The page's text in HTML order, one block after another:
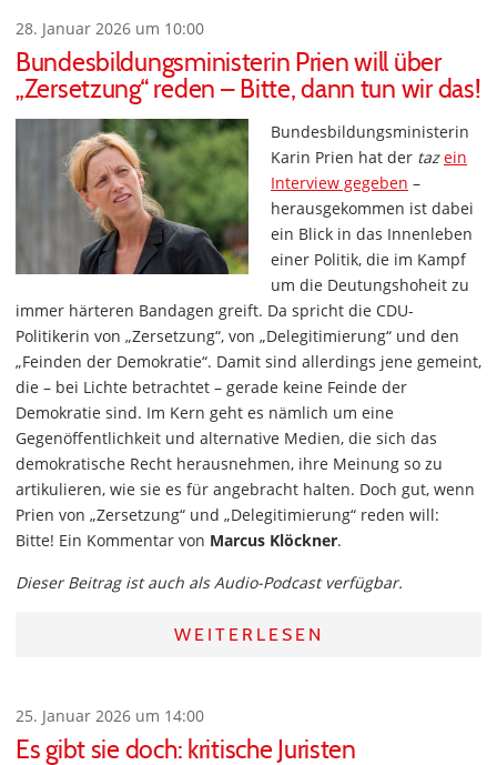
28. Januar 2026 um 10:00
Bundesbildungsministerin Prien will über
„Zersetzung“ reden – Bitte, dann tun wir das!
Bundesbildungsministerin
Karin Prien hat der taz ein
Interview gegeben –
herausgekommen ist dabei
ein Blick in das Innenleben
einer Politik, die im Kampf
um die Deutungshoheit zu
immer härteren Bandagen greift. Da spricht die CDU-
Politikerin von „Zersetzung“, von „Delegitimierung“ und den
„Feinden der Demokratie“. Damit sind allerdings jene gemeint,
die – bei Lichte betrachtet – gerade keine Feinde der
Demokratie sind. Im Kern geht es nämlich um eine
Gegenöffentlichkeit und alternative Medien, die sich das
demokratische Recht herausnehmen, ihre Meinung so zu
artikulieren, wie sie es für angebracht halten. Doch gut, wenn
Prien von „Zersetzung“ und „Delegitimierung“ reden will:
Bitte! Ein Kommentar von Marcus Klöckner.
Dieser Beitrag ist auch als Audio-Podcast verfügbar.
WEITERLESEN
25. Januar 2026 um 14:00
Es gibt sie doch: kritische Juristen